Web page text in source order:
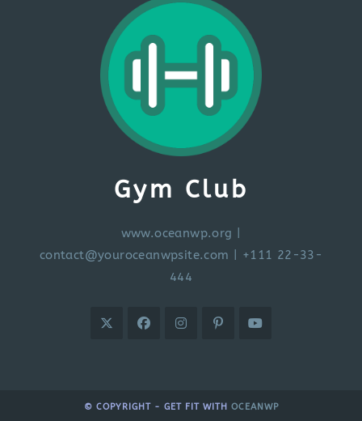
Gym Club
www.oceanwp.org
contact@youroceanwpsite.com | +111 22-33-
444
© COPYRIGHT - GET FIT WITH OCEANWP